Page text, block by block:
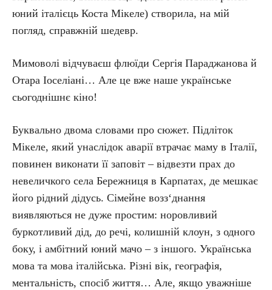
юний італієць Коста Мікеле) створила, на мій
погляд, справжній шедевр.
Мимоволі відчуваєш флюїди Сергія Параджанова й
Отара Іоселіані… Але це вже наше українське
сьогоднішнє кіно!
Буквально двома словами про сюжет. Підліток
Мікеле, який унаслідок аварії втрачає маму в Італії,
повинен виконати її заповіт – відвезти прах до
невеличкого села Бережниця в Карпатах, де мешкає
його рідний дідусь. Сімейне возз‘днання
виявляються не дуже простим: норовливий
буркотливий дід, до речі, колишній клоун, з одного
боку, і амбітний юний мачо – з іншого. Українська
мова та мова італійська. Різні вік, географія,
ментальність, спосіб життя… Але, якщо уважніше